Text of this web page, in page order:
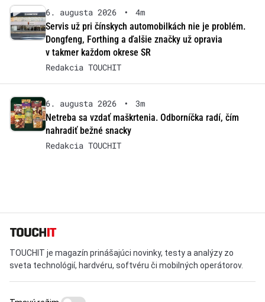
6. augusta 2026 •
4m
Servis už pri čínskych automobilkách nie je problém.
Dongfeng, Forthing a ďalšie značky už opravia
v takmer každom okrese SR
Redakcia TOUCHIT
6. augusta 2026 •
3m
Netreba sa vzdať maškrtenia. Odborníčka radí, čím
nahradiť bežné snacky
Redakcia TOUCHIT
TOUCHIT je magazín prinášajúci novinky, testy a analýzy zo
sveta technológií, hardvéru, softvéru či mobilných operátorov.